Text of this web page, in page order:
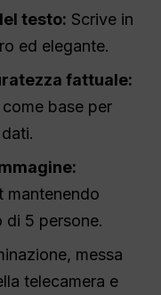
testo: Scrive in
ed elegante.
fattuale:
base per
mantenendo
di 5 persone.
messa
telecamera e